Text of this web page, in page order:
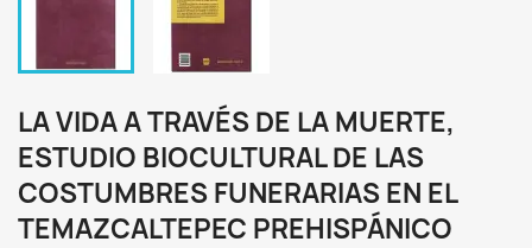
LA VIDA A TRAVÉS DE LA MUERTE,
ESTUDIO BIOCULTURAL DE LAS
COSTUMBRES FUNERARIAS EN EL
TEMAZCALTEPEC PREHISPÁNICO